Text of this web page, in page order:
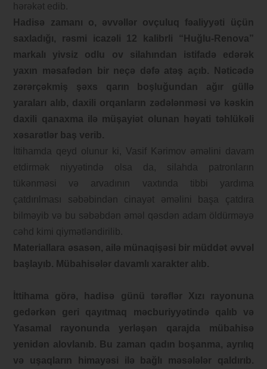
hərəkət edib.
Hadisə zamanı o, əvvəllər ovçuluq fəaliyyəti üçün
saxladığı, rəsmi icazəli 12 kalibrli “Huğlu-Renova”
markalı yivsiz odlu ov silahından istifadə edərək
yaxın məsafədən bir neçə dəfə atəş açıb. Nəticədə
zərərçəkmiş şəxs qarın boşluğundan ağır güllə
yaraları alıb, daxili orqanların zədələnməsi və kəskin
daxili qanaxma ilə müşayiət olunan həyati təhlükəli
xəsarətlər baş verib.
İttihamda qeyd olunur ki, Vasif Kərimov əməlini davam
etdirmək niyyətində olsa da, silahda patronların
tükənməsi və arvadının vaxtında tibbi yardıma
çatdırılması səbəbindən cinayət əməlini başa çatdıra
bilməyib və bu səbəbdən əməl qəsdən adam öldürməyə
cəhd kimi qiymətləndirilib.
Materiallara əsasən, ailə münaqişəsi bir müddət əvvəl
başlayıb. Mübahisələr davamlı xarakter alıb.
İttihama görə, hadisə günü tərəflər Xızı rayonuna
gedərkən geri qayıtmaq məcburiyyətində qalıb və
Yasamal rayonunda yerləşən qarajda mübahisə
yenidən alovlanıb. Bu zaman qadın boşanma, ayrılıq
və uşaqların himayəsi ilə bağlı məsələlər qaldırıb.